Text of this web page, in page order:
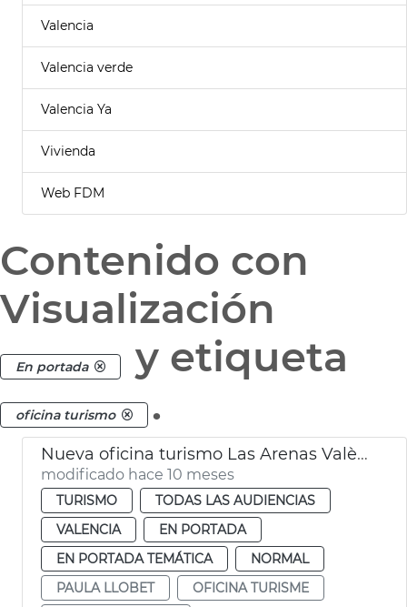
Valencia
Valencia verde
Valencia Ya
Vivienda
Web FDM
Contenido con
Visualización
En portada y etiqueta
oficina turismo .
Nueva oficina turismo Las Arenas València
modificado hace 10 meses
TURISMO
TODAS LAS AUDIENCIAS
VALENCIA
EN PORTADA
EN PORTADA TEMÁTICA
NORMAL
PAULA LLOBET
OFICINA TURISME